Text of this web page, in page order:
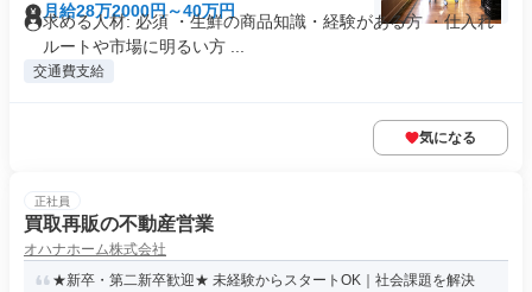
月給28万2000円～40万円
求める人材: 必須 ・生鮮の商品知識・経験がある方 ・仕入れ
ルートや市場に明るい方 ...
交通費支給
気になる
正社員
買取再販の不動産営業
オハナホーム株式会社
★新卒・第二新卒歓迎★ 未経験からスタートOK｜社会課題を解決